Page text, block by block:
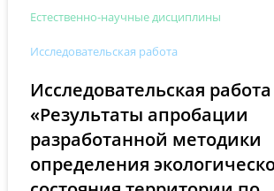
Естественно-научные дисциплины
Исследовательская работа
Исследовательская работа
«Результаты апробации
разработанной методики
определения